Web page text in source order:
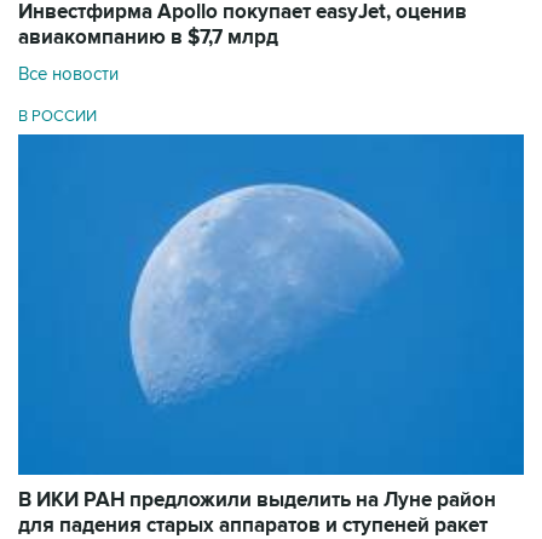
Инвестфирма Apollo покупает easyJet, оценив
авиакомпанию в $7,7 млрд
Все новости
В РОССИИ
В ИКИ РАН предложили выделить на Луне район
для падения старых аппаратов и ступеней ракет